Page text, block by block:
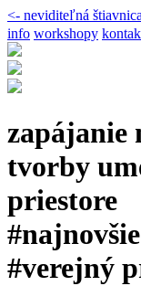
<- neviditeľná štiavnica
info workshopy
zapájanie
tvorby
priestore
#verejný